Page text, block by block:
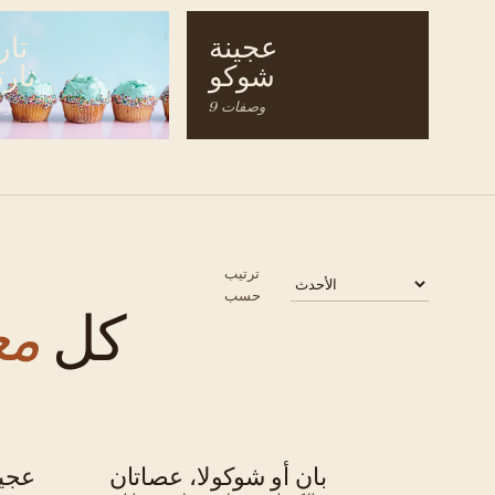
عجينة
شوكو
9 وصفات
كل
ترتيب
حسب
فرنسي · معجنات
بان أو شوكولا، عصاتان